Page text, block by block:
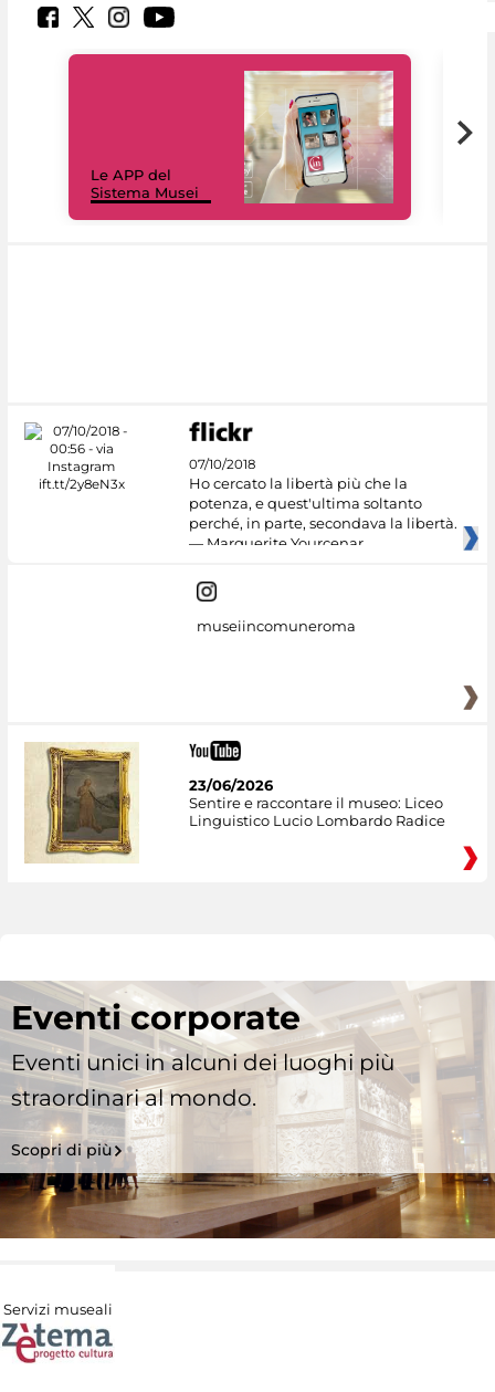
Le APP del
Sistema Musei
07/10/2018
Ho cercato la libertà più che la
potenza, e quest'ultima soltanto
perché, in parte, secondava la libertà.
— Marguerite Yourcenar
museiincomuneroma
23/06/2026
Sentire e raccontare il museo: Liceo
Linguistico Lucio Lombardo Radice
Eventi corporate
Eventi unici in alcuni dei luoghi più
straordinari al mondo.
Scopri di più
Servizi museali